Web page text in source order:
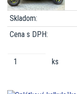
Skladom:
Cena s DPH:
ks